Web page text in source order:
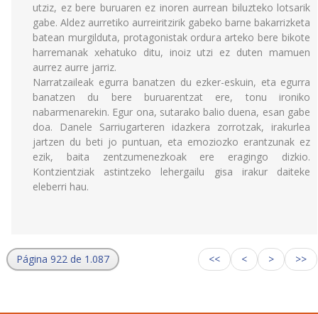
utziz, ez bere buruaren ez inoren aurrean biluzteko lotsarik
gabe. Aldez aurretiko aurreiritzirik gabeko barne bakarrizketa
batean murgilduta, protagonistak ordura arteko bere bikote
harremanak xehatuko ditu, inoiz utzi ez duten mamuen
aurrez aurre jarriz.
Narratzaileak egurra banatzen du ezker-eskuin, eta egurra
banatzen du bere buruarentzat ere, tonu ironiko
nabarmenarekin. Egur ona, sutarako balio duena, esan gabe
doa. Danele Sarriugarteren idazkera zorrotzak, irakurlea
jartzen du beti jo puntuan, eta emoziozko erantzunak ez
ezik, baita zentzumenezkoak ere eragingo dizkio.
Kontzientziak astintzeko lehergailu gisa irakur daiteke
eleberri hau.
Página 922 de 1.087 << < > >>